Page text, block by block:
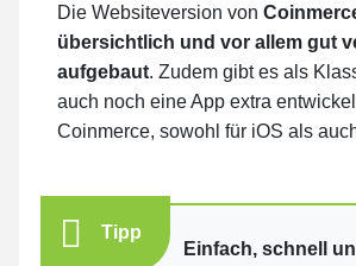
Die Websiteversion von
übersichtlich und vor allem gut
aufgebaut. Zudem gibt es als
auch noch eine App extra
Coinmerce, sowohl für iOS als
Tipp
Einfach, schnell